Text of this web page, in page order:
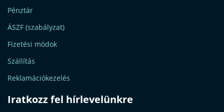
Pénztár
ÁSZF (szabályzat)
Fizetési módok
Szállítás
Reklamációkezelés
Iratkozz fel hírlevelünkre